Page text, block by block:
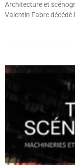
Architecture et
Valentin Fabre décédé